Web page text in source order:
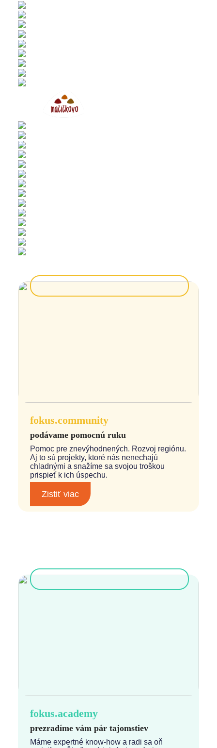
fokus.community
podávame pomocnú ruku
Pomoc pre znevýhodnených. Rozvoj regiónu.
Aj to sú projekty, ktoré nás nenechajú
chladnými a snažíme sa svojou troškou
prispieť k ich úspechu.
Zistiť viac
fokus.academy
prezradíme vám pár tajomstiev
Máme expertné know-how a radi sa oň